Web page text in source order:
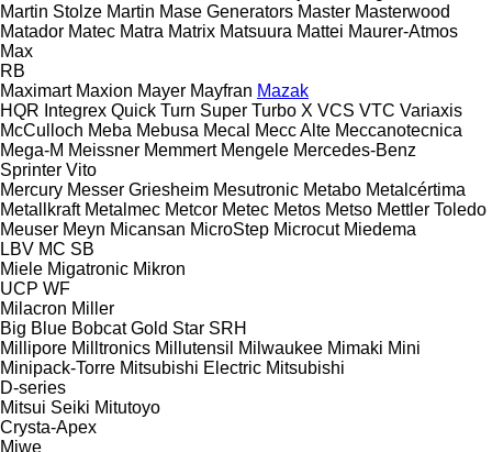
Martin Stolze Martin Mase Generators Master Masterwood
Matador Matec Matra Matrix Matsuura Mattei Maurer-Atmos
Max
RB
Maximart Maxion Mayer Mayfran Mazak
HQR Integrex Quick Turn Super Turbo X VCS VTC Variaxis
McCulloch Meba Mebusa Mecal Mecc Alte Meccanotecnica
Mega-M Meissner Memmert Mengele Mercedes-Benz
Sprinter Vito
Mercury Messer Griesheim Mesutronic Metabo Metalcértima
Metallkraft Metalmec Metcor Metec Metos Metso Mettler Toledo
Meuser Meyn Micansan MicroStep Microcut Miedema
LBV MC SB
Miele Migatronic Mikron
UCP WF
Milacron Miller
Big Blue Bobcat Gold Star SRH
Millipore Milltronics Millutensil Milwaukee Mimaki Mini
Minipack-Torre Mitsubishi Electric Mitsubishi
D-series
Mitsui Seiki Mitutoyo
Crysta-Apex
Miwe